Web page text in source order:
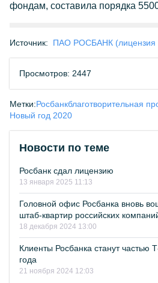
фондам, составила порядка
Источник: ПАО РОСБАНК
Просмотров: 2447
Метки:Росбанкблаготворительная
Новый год 2020
Новости по теме
Росбанк сдал лицензию
13 января 2025 11:13
Головной офис Росбанка вновь
штаб-квартир российских
18 декабря 2024 13:00
Клиенты Росбанка станут частью
года
21 ноября 2024 12:03